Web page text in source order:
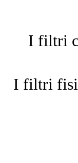
I filtri
I filtri